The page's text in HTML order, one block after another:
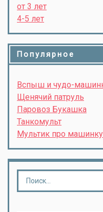
от 3 лет
4-5 лет
Популярное
Вспыш и чудо-
Щенячий патруль
Паровоз Букашка
Танкомульт
Мультик про